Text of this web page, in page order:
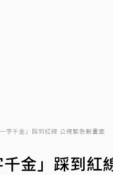
字千金」踩到紅線 公視緊急刪畫面
金」踩到紅